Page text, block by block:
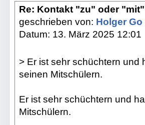
Re: Kontakt "zu" oder
geschrieben von: Holger Go
Datum: 13. März 2025 12:01
> Er ist sehr schüchtern und
seinen Mitschülern.
Er ist sehr schüchtern und
Mitschülern.